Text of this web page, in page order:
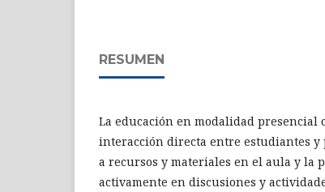
RESUMEN
La educación en modalidad presencial
interacción directa entre estudiantes y
a recursos y materiales en el aula y la
activamente en discusiones y